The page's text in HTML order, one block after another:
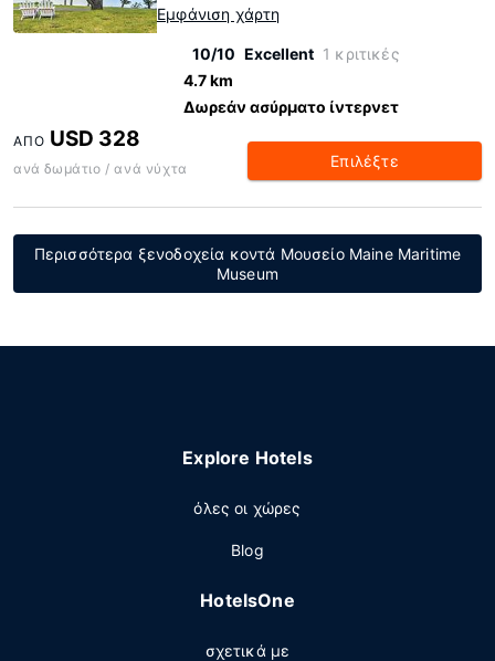
Εμφάνιση χάρτη
10/10 Excellent 1 κριτικές
4.7 km
Δωρεάν ασύρματο ίντερνετ
ΑΠΌ USD 328
ανά δωμάτιο / ανά νύχτα Επιλέξτε
Περισσότερα ξενοδοχεία κοντά Μουσείο Maine Maritime
Museum
Explore Hotels
όλες οι χώρες
Blog
HotelsOne
σχετικά με